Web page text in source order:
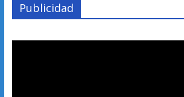
Publicidad